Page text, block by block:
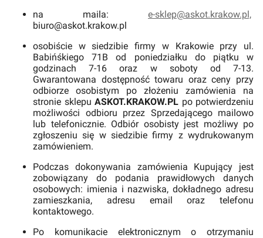
na maila: e-sklep@askot.krakow.pl,
biuro@askot.krakow.pl
osobiście w siedzibie firmy w Krakowie przy ul.
Babińśkiego 71B od poniedziałku do piątku w
godzinach 7-16 oraz w soboty od 7-13.
Gwarantowana dostępność towaru oraz ceny przy
odbiorze osobistym po złożeniu zamówienia na
stronie sklepu ASKOT.KRAKOW.PL po potwierdzeniu
możliwości odbioru przez Sprzedającego mailowo
lub telefonicznie. Odbiór osobisty jest możliwy po
zgłoszeniu się w siedzibie firmy z wydrukowanym
zamówieniem.
Podczas dokonywania zamówienia Kupujący jest
zobowiązany do podania prawidłowych danych
osobowych: imienia i nazwiska, dokładnego adresu
zamieszkania, adresu email oraz telefonu
kontaktowego.
Po komunikacie elektronicznym o otrzymaniu